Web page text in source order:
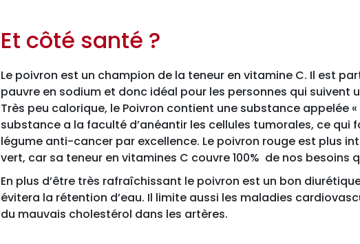
Et côté santé ?
Le poivron est un champion de la teneur en vitamine C. Il est
pauvre en sodium et donc idéal pour les personnes qui suivent
Très peu calorique, le Poivron contient une substance appelée
substance a la faculté d’anéantir les cellules tumorales, ce qui
légume anti-cancer par excellence. Le poivron rouge est plus
vert, car sa teneur en vitamines C couvre 100% de nos besoins
En plus d’être très rafraîchissant le poivron est un bon
évitera la rétention d’eau. Il limite aussi les maladies
du mauvais cholestérol dans les artères.